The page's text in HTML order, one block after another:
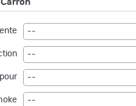
--
--
--
--